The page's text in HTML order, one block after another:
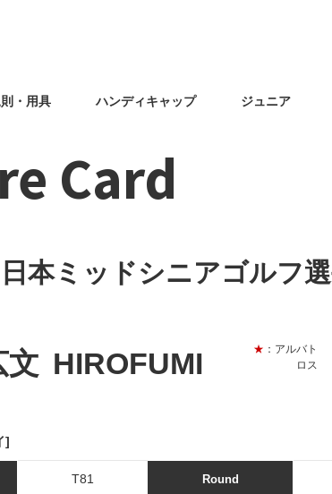
・用具 ハンディキャップ ジュニア
Card
本ミッドシニアゴルフ
文 HIROFUMI
]
★ ：アルバト
ロス
T81 Round